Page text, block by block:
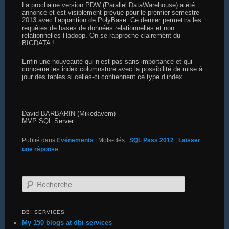
La prochaine version PDW (Parallel DataWarehouse) a été
annoncé et est visiblement prévue pour le premier semestre
2013 avec l’apparition de PolyBase. Ce dernier permettra les
requêtes de bases de données relationnelles et non
relationnelles Hadoop. On se rapproche clairement du
BIGDATA !
Enfin une nouveauté qui n’est pas sans importance et qui
concerne les index columnstore avec la possibilité de mise à
jour des tables si celles-ci contiennent ce type d’index …
David BARBARIN (Mikedavem)
MVP SQL Server
Publié dans Evénements Mots-clés : SQL Pass 2012
Laisser
une réponse
Recherche
DBI SERVICES
My 150 blogs at dbi services